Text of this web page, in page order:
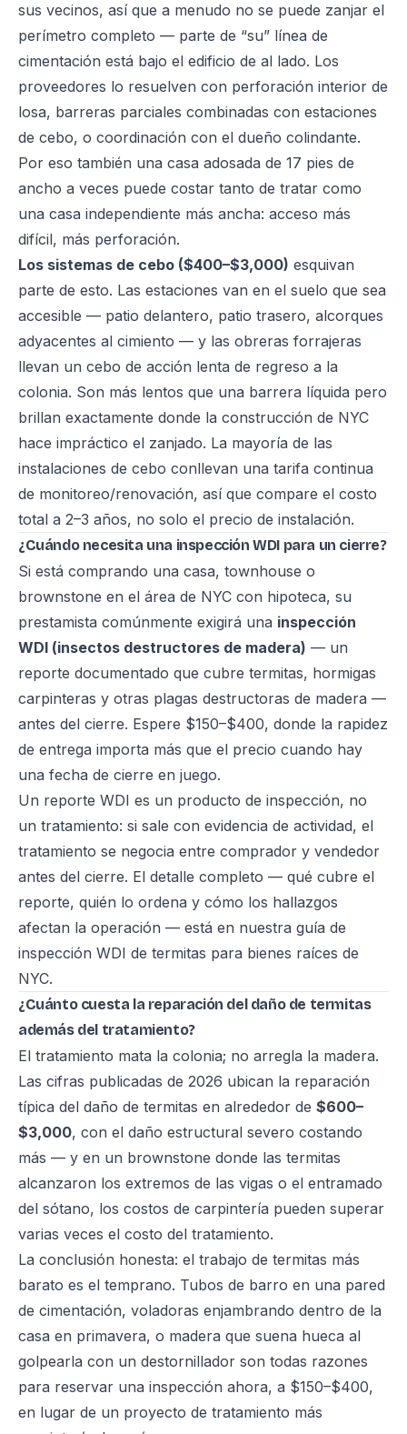
sus vecinos, así que a menudo no se puede zanjar el
perímetro completo — parte de “su” línea de
cimentación está bajo el edificio de al lado. Los
proveedores lo resuelven con perforación interior de
losa, barreras parciales combinadas con estaciones
de cebo, o coordinación con el dueño colindante.
Por eso también una casa adosada de 17 pies de
ancho a veces puede costar tanto de tratar como
una casa independiente más ancha: acceso más
difícil, más perforación.
Los sistemas de cebo ($400–$3,000) esquivan
parte de esto. Las estaciones van en el suelo que sea
accesible — patio delantero, patio trasero, alcorques
adyacentes al cimiento — y las obreras forrajeras
llevan un cebo de acción lenta de regreso a la
colonia. Son más lentos que una barrera líquida pero
brillan exactamente donde la construcción de NYC
hace impráctico el zanjado. La mayoría de las
instalaciones de cebo conllevan una tarifa continua
de monitoreo/renovación, así que compare el costo
total a 2–3 años, no solo el precio de instalación.
¿Cuándo necesita una inspección WDI para un cierre?
Si está comprando una casa, townhouse o
brownstone en el área de NYC con hipoteca, su
prestamista comúnmente exigirá una inspección
WDI (insectos destructores de madera) — un
reporte documentado que cubre termitas, hormigas
carpinteras y otras plagas destructoras de madera —
antes del cierre. Espere $150–$400, donde la rapidez
de entrega importa más que el precio cuando hay
una fecha de cierre en juego.
Un reporte WDI es un producto de inspección, no
un tratamiento: si sale con evidencia de actividad, el
tratamiento se negocia entre comprador y vendedor
antes del cierre. El detalle completo — qué cubre el
reporte, quién lo ordena y cómo los hallazgos
afectan la operación — está en nuestra guía de
inspección WDI de termitas para bienes raíces de
NYC.
¿Cuánto cuesta la reparación del daño de termitas
además del tratamiento?
El tratamiento mata la colonia; no arregla la madera.
Las cifras publicadas de 2026 ubican la reparación
típica del daño de termitas en alrededor de $600–
$3,000, con el daño estructural severo costando
más — y en un brownstone donde las termitas
alcanzaron los extremos de las vigas o el entramado
del sótano, los costos de carpintería pueden superar
varias veces el costo del tratamiento.
La conclusión honesta: el trabajo de termitas más
barato es el temprano. Tubos de barro en una pared
de cimentación, voladoras enjambrando dentro de la
casa en primavera, o madera que suena hueca al
golpearla con un destornillador son todas razones
para reservar una inspección ahora, a $150–$400,
en lugar de un proyecto de tratamiento más